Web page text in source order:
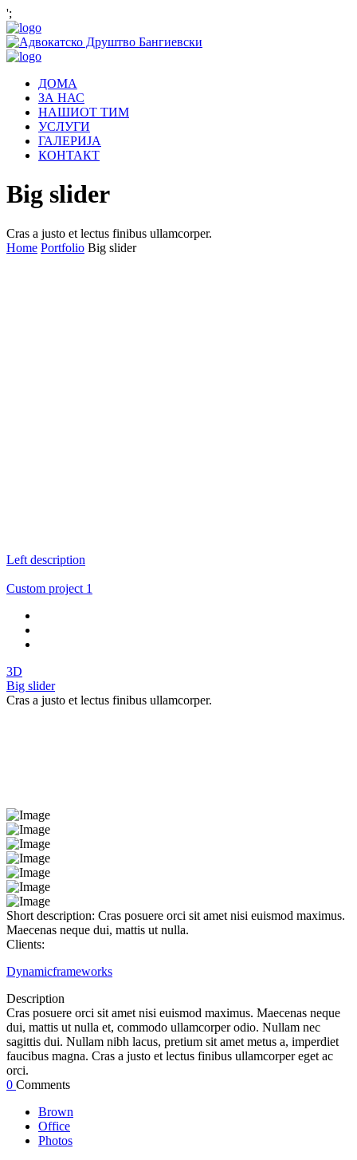
';
ДОМА
ЗА НАС
НАШИОТ ТИМ
УСЛУГИ
ГАЛЕРИЈА
КОНТАКТ
Big slider
Cras a justo et lectus finibus ullamcorper.
Home Portfolio Big slider
Left description
Custom project 1
3D
Big slider
Cras a justo et lectus finibus ullamcorper.
Short description: Cras posuere orci sit amet nisi euismod maximus.
Maecenas neque dui, mattis ut nulla.
Clients:
Dynamicframeworks
Description
Cras posuere orci sit amet nisi euismod maximus. Maecenas neque
dui, mattis ut nulla et, commodo ullamcorper odio. Nullam nec
sagittis dui. Nullam nibh lacus, pretium sit amet metus a, imperdiet
faucibus magna. Cras a justo et lectus finibus ullamcorper eget ac
orci.
0 Comments
Brown
Office
Photos